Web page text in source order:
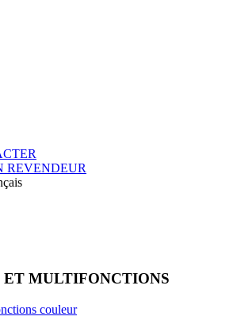
REVENDEUR
MULTIFONCTIONS
couleur